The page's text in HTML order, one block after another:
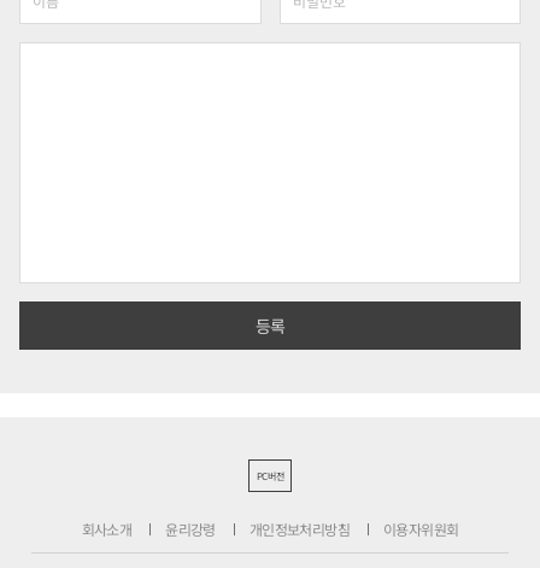
PC버전
회사소개 윤리강령 개인정보처리방침 이용자위원회